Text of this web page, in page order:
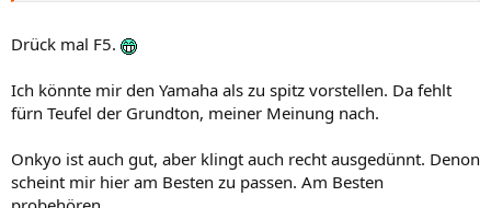
Drück mal F5.
Ich könnte mir den Yamaha als zu spitz vorstellen. Da fehlt
fürn Teufel der Grundton, meiner Meinung nach.
Onkyo ist auch gut, aber klingt auch recht ausgedünnt. Denon
scheint mir hier am Besten zu passen. Am Besten